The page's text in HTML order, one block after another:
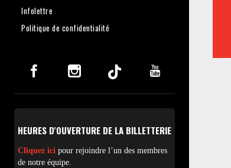
Infolettre
Politique de confidentialité
HEURES D'OUVERTURE DE LA BILLETTERIE
Cliquez ici pour rejoindre l’un des membres
de notre équipe.